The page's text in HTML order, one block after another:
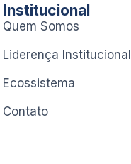
Institucional
Quem Somos
Liderença Institucional
Ecossistema
Contato